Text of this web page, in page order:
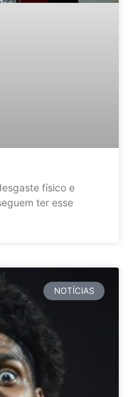
físico e
ter esse
NOTÍCIAS